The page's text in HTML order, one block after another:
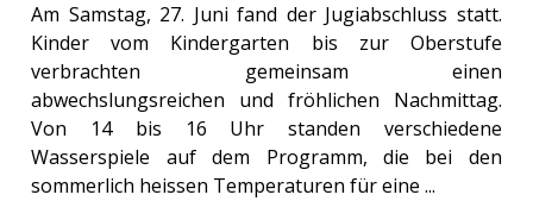
Am Samstag, 27. Juni fand der Jugiabschluss statt.
Kinder vom Kindergarten bis zur Oberstufe
verbrachten gemeinsam einen
abwechslungsreichen und fröhlichen Nachmittag.
Von 14 bis 16 Uhr standen verschiedene
Wasserspiele auf dem Programm, die bei den
sommerlich heissen Temperaturen für eine ...